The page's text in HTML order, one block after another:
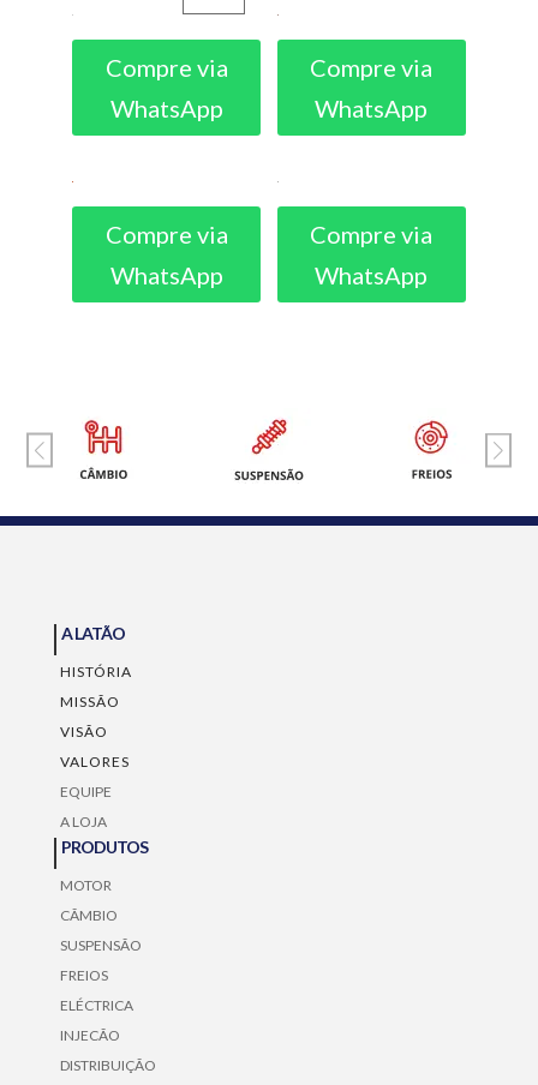
Compre via
WhatsApp
Compre via
WhatsApp
Compre via
WhatsApp
Compre via
WhatsApp
A LATÃO
HISTÓRIA
MISSÃO
VISÃO
VALORES
EQUIPE
A LOJA
PRODUTOS
MOTOR
CÃMBIO
SUSPENSÃO
FREIOS
ELÉCTRICA
INJECÃO
DISTRIBUIÇÃO